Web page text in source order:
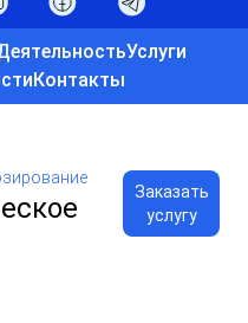
Услуги
Контакты
Заказать
услугу